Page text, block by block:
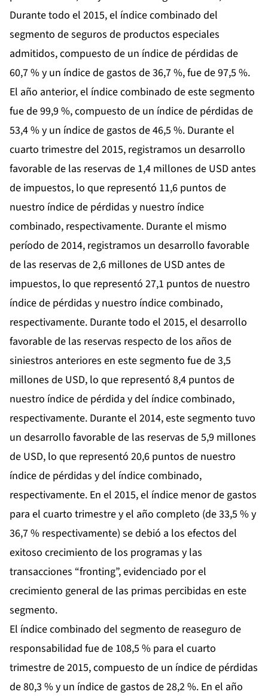
Durante todo el 2015, el índice combinado del
segmento de seguros de productos especiales
admitidos, compuesto de un índice de pérdidas de
60,7 % y un índice de gastos de 36,7 %, fue de 97,5 %.
El año anterior, el índice combinado de este segmento
fue de 99,9 %, compuesto de un índice de pérdidas de
53,4 % y un índice de gastos de 46,5 %. Durante el
cuarto trimestre del 2015, registramos un desarrollo
favorable de las reservas de 1,4 millones de USD antes
de impuestos, lo que representó 11,6 puntos de
nuestro índice de pérdidas y nuestro índice
combinado, respectivamente. Durante el mismo
período de 2014, registramos un desarrollo favorable
de las reservas de 2,6 millones de USD antes de
impuestos, lo que representó 27,1 puntos de nuestro
índice de pérdidas y nuestro índice combinado,
respectivamente. Durante todo el 2015, el desarrollo
favorable de las reservas respecto de los años de
siniestros anteriores en este segmento fue de 3,5
millones de USD, lo que representó 8,4 puntos de
nuestro índice de pérdida y del índice combinado,
respectivamente. Durante el 2014, este segmento tuvo
un desarrollo favorable de las reservas de 5,9 millones
de USD, lo que representó 20,6 puntos de nuestro
índice de pérdidas y del índice combinado,
respectivamente. En el 2015, el índice menor de gastos
para el cuarto trimestre y el año completo (de 33,5 % y
36,7 % respectivamente) se debió a los efectos del
exitoso crecimiento de los programas y las
transacciones “fronting”, evidenciado por el
crecimiento general de las primas percibidas en este
segmento.
El índice combinado del segmento de reaseguro de
responsabilidad fue de 108,5 % para el cuarto
trimestre de 2015, compuesto de un índice de pérdidas
de 80,3 % y un índice de gastos de 28,2 %. En el año